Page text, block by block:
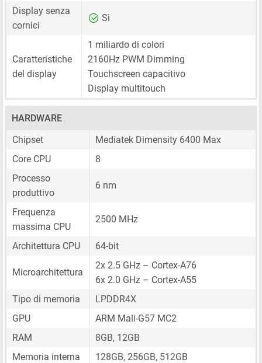
Display senza
cornici
Sì
Caratteristiche
del display
1 miliardo di colori
2160Hz PWM Dimming
Touchscreen capacitivo
Display multitouch
HARDWARE
Chipset
Mediatek Dimensity 6400 Max
Core CPU
8
Processo
produttivo
6 nm
Frequenza
massima CPU
2500 MHz
Architettura CPU 64-bit
Microarchitettura
2x 2.5 GHz – Cortex-A76
6x 2.0 GHz – Cortex-A55
Tipo di memoria
LPDDR4X
GPU
ARM Mali-G57 MC2
RAM
8GB, 12GB
Memoria interna
128GB, 256GB, 512GB